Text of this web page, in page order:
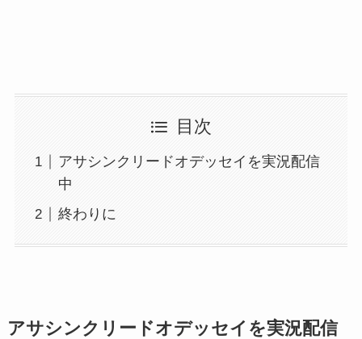
目次
アサシンクリードオデッセイを実況配信
中
終わりに
アサシンクリードオデッセイを実況配信